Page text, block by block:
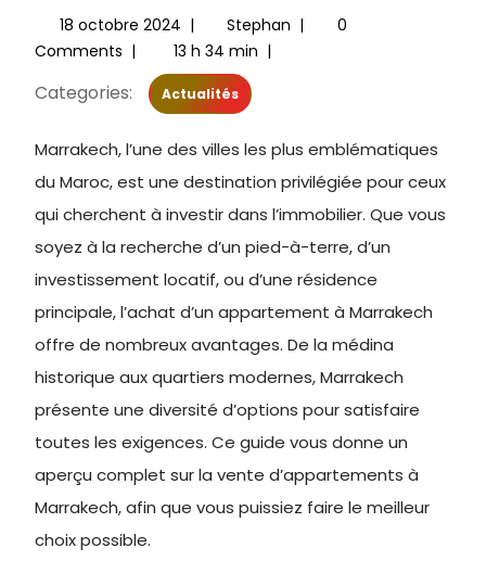
18 octobre 2024 | Stephan |
0
Comments | 13 h 34 min |
Categories: Actualités
Marrakech, l’une des villes les plus emblématiques
du Maroc, est une destination privilégiée pour ceux
qui cherchent à investir dans l’immobilier. Que vous
soyez à la recherche d’un pied-à-terre, d’un
investissement locatif, ou d’une résidence
principale, l’achat d’un appartement à Marrakech
offre de nombreux avantages. De la médina
historique aux quartiers modernes, Marrakech
présente une diversité d’options pour satisfaire
toutes les exigences. Ce guide vous donne un
aperçu complet sur la vente d’appartements à
Marrakech, afin que vous puissiez faire le meilleur
choix possible.